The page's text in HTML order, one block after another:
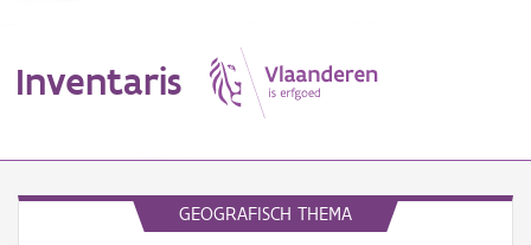
Inventaris
GEOGRAFISCH THEMA